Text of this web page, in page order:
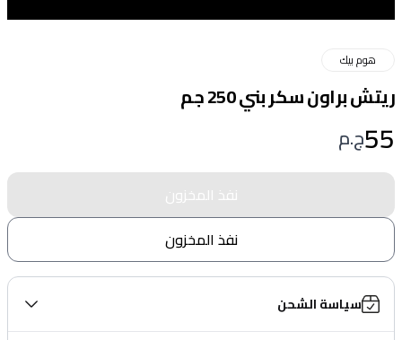
هوم بيك
ريتش براون سكر بني 250 جم
55ج.م
نفذ المخزون
نفذ المخزون
سياسة الشحن